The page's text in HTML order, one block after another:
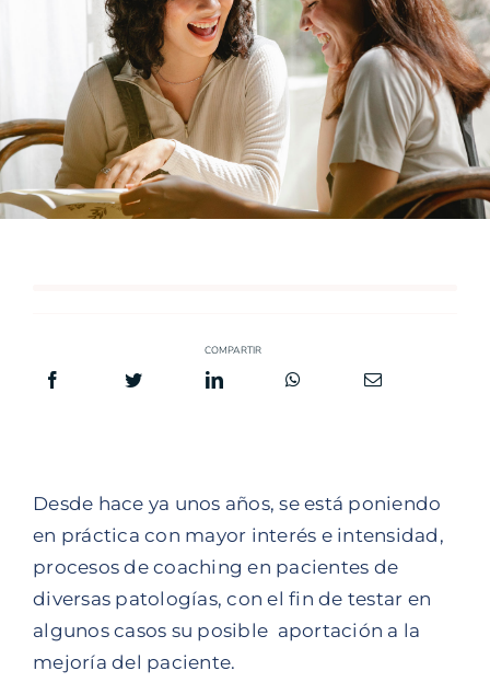
Contacto
COMPARTIR
Desde hace ya unos años, se está poniendo
en práctica con mayor interés e intensidad,
procesos de coaching en pacientes de
diversas patologías, con el fin de testar en
algunos casos su posible aportación a la
mejoría del paciente.